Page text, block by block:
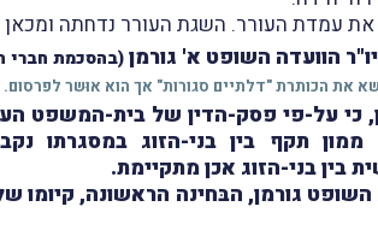
עמדת העורר. השגת העורר נדחתה
הוועדה השופט א' גורמן(בהסכמת חברי
את הכותרת "דלתיים סגורות" אך הוא אוּשר לפרסום.
כי על-פי פסק-הדין של בית-המשפט
תקף בין בני-הזוג במסגרתו
בין בני-הזוג אכן מתקיימת.
גורמן, הבּחינה הראשונה, קיומו